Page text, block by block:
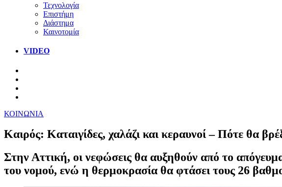
Τεχνολογία
Επιστήμη
Διάστημα
Καινοτομία
VIDEO
ΚΟΙΝΩΝΙΑ
Καιρός: Καταιγίδες, χαλάζι και κεραυνοί – Πότε θα
Στην Αττική, οι νεφώσεις θα αυξηθούν από το
του νομού, ενώ η θερμοκρασία θα φτάσει τους 26